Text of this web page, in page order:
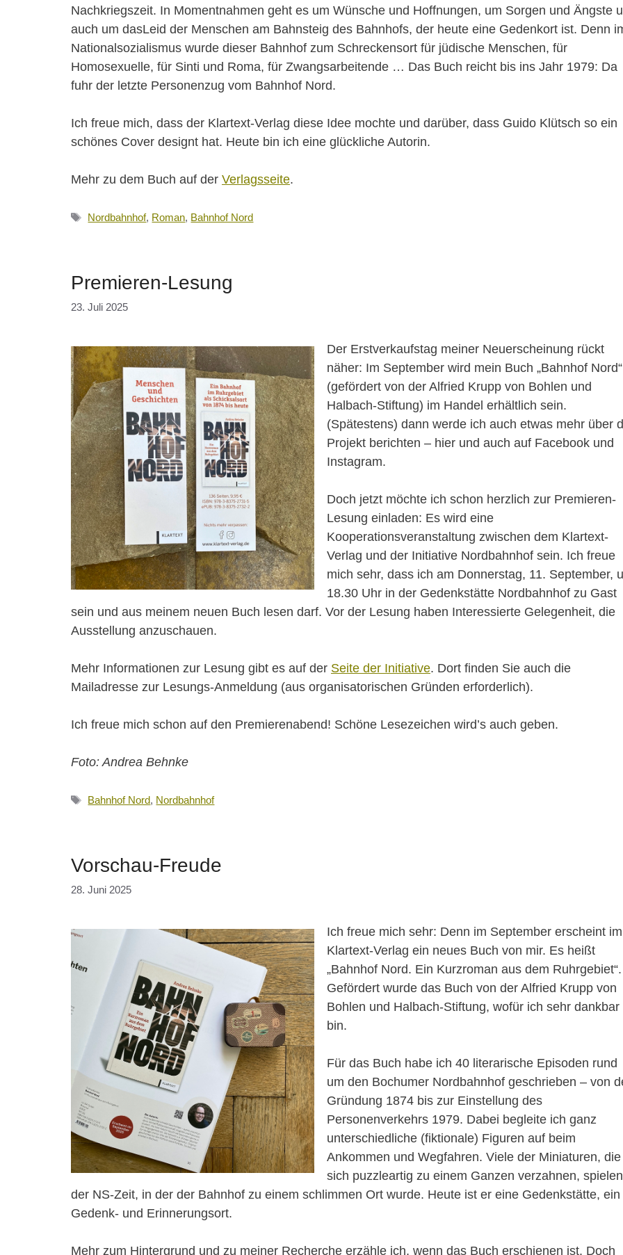
Nachkriegszeit. In Momentnahmen geht es um Wünsche und Hoffnungen, um Sorgen und Ängste
auch um dasLeid der Menschen am Bahnsteig des Bahnhofs, der heute eine Gedenkort ist. Denn
Nationalsozialismus wurde dieser Bahnhof zum Schreckensort für jüdische Menschen, für
Homosexuelle, für Sinti und Roma, für Zwangsarbeitende … Das Buch reicht bis ins Jahr 1979: Da
fuhr der letzte Personenzug vom Bahnhof Nord.
Ich freue mich, dass der Klartext-Verlag diese Idee mochte und darüber, dass Guido Klütsch so ein
schönes Cover designt hat. Heute bin ich eine glückliche Autorin.
Mehr zu dem Buch auf der Verlagsseite.
Schlagwörter
Nordbahnhof, Roman, Bahnhof Nord
Premieren-Lesung
23. Juli 2025
Der Erstverkaufstag meiner Neuerscheinung rückt
näher: Im September wird mein Buch „Bahnhof Nord“
(gefördert von der Alfried Krupp von Bohlen und
Halbach-Stiftung) im Handel erhältlich sein.
(Spätestens) dann werde ich auch etwas mehr über
Projekt berichten – hier und auch auf Facebook und
Instagram.
Doch jetzt möchte ich schon herzlich zur Premieren-
Lesung einladen: Es wird eine
Kooperationsveranstaltung zwischen dem Klartext-
Verlag und der Initiative Nordbahnhof sein. Ich freue
mich sehr, dass ich am Donnerstag, 11. September,
18.30 Uhr in der Gedenkstätte Nordbahnhof zu Gast
sein und aus meinem neuen Buch lesen darf. Vor der Lesung haben Interessierte Gelegenheit, die
Ausstellung anzuschauen.
Mehr Informationen zur Lesung gibt es auf der Seite der Initiative. Dort finden Sie auch die
Mailadresse zur Lesungs-Anmeldung (aus organisatorischen Gründen erforderlich).
Ich freue mich schon auf den Premierenabend! Schöne Lesezeichen wird’s auch geben.
Foto: Andrea Behnke
Schlagwörter
Bahnhof Nord, Nordbahnhof
Vorschau-Freude
28. Juni 2025
Ich freue mich sehr: Denn im September erscheint im
Klartext-Verlag ein neues Buch von mir. Es heißt
„Bahnhof Nord. Ein Kurzroman aus dem Ruhrgebiet“.
Gefördert wurde das Buch von der Alfried Krupp von
Bohlen und Halbach-Stiftung, wofür ich sehr dankbar
bin.
Für das Buch habe ich 40 literarische Episoden rund
um den Bochumer Nordbahnhof geschrieben – von
Gründung 1874 bis zur Einstellung des
Personenverkehrs 1979. Dabei begleite ich ganz
unterschiedliche (fiktionale) Figuren auf beim
Ankommen und Wegfahren. Viele der Miniaturen, die
sich puzzleartig zu einem Ganzen verzahnen,
der NS-Zeit, in der der Bahnhof zu einem schlimmen Ort wurde. Heute ist er eine Gedenkstätte, ein
Gedenk- und Erinnerungsort.
Mehr zum Hintergrund und zu meiner Recherche erzähle ich, wenn das Buch erschienen ist. Doch